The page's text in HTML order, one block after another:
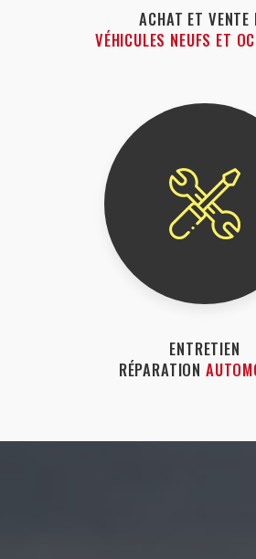
ACHAT ET VENTE
VÉHICULES NEUFS ET
ENTRETIEN
RÉPARATION